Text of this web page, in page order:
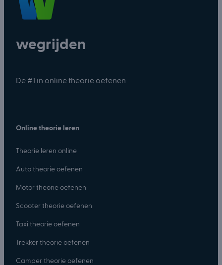
wegrijden
De #1 in online theorie oefenen
Online theorie leren
Theorie leren online
Auto theorie oefenen
Motor theorie oefenen
Scooter theorie oefenen
Taxi theorie oefenen
Trekker theorie oefenen
Camper theorie oefenen